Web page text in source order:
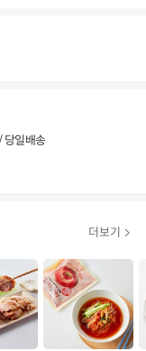
당일배송
더보기